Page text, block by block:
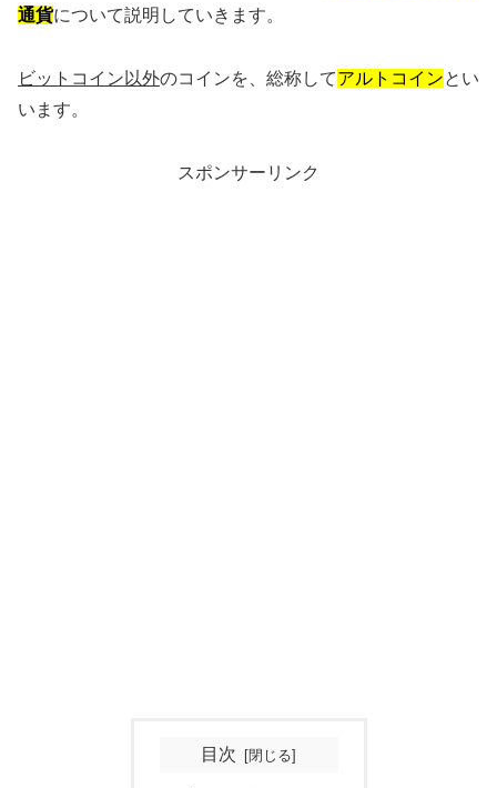
通貨について説明していきます。
ビットコイン以外のコインを、総称してアルトコインとい
います。
スポンサーリンク
目次